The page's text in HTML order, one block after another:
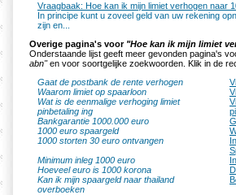
Vraagbaak: Hoe kan ik mijn limiet verhogen naar
In principe kunt u zoveel geld van uw rekening
zijn en...
Overige pagina's voor "Hoe kan ik mijn limiet
Onderstaande lijst geeft meer gevonden pagina's
abn"en voor soortgelijke zoekwoorden. Klik in de
Gaat de postbank de rente verhogen
Waarom limiet op spaarloon
Wat is de eenmalige verhoging limiet
pinbetaling ing
Bankgarantie 1000.000 euro
1000 euro spaargeld
1000 storten 30 euro ontvangen
Minimum inleg 1000 euro
Hoeveel euro is 1000 korona
Kan ik mijn spaargeld naar thailand
overboeken